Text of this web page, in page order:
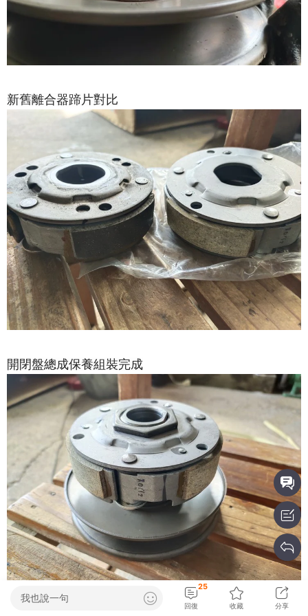
新舊離合器蹄片對比
開閉盤總成保養組裝完成
我也說一句
回復
25
收藏 分享